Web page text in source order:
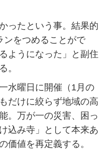
ったという事。結果的
ンをつめることがで
ようになった」と副住
。
水曜日に開催（1月の
だけに絞らず地域の高
。万が一の災害、困っ
込み寺」として本来あ
価値を再定義する。